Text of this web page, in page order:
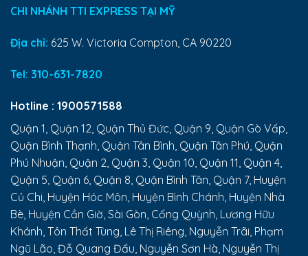
CHI NHÁNH TTI EXPRESS TẠI MỸ
Địa chỉ: 625 W. Victoria Compton, CA 90220
Tel: 310-631-7820
Hotline : 1900571588
Quận 1, Quận 12, Quận Thủ Đức, Quận 9, Quận Gò Vấp,
Quận Bình Thạnh, Quận Tân Bình, Quận Tân Phú, Quận
Phú Nhuận, Quận 2, Quận 3, Quận 10, Quận 11, Quận 4,
Quận 5, Quận 6, Quận 8, Quận Bình Tân, Quận 7, Huyện
Củ Chi, Huyện Hóc Môn, Huyện Bình Chánh, Huyện Nhà
Bè, Huyện Cần Giờ, Sài Gòn, Cống Quỳnh, Lương Hữu
Khánh, Tôn Thất Tùng, Lê Thị Riêng, Nguyễn Trãi, Phạm
Ngũ Lão, Đỗ Quang Đẩu, Nguyễn Sơn Hà, Nguyễn Thị